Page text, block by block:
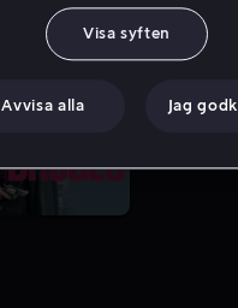
Från 49 kr
Visa syften
Avvisa alla Jag